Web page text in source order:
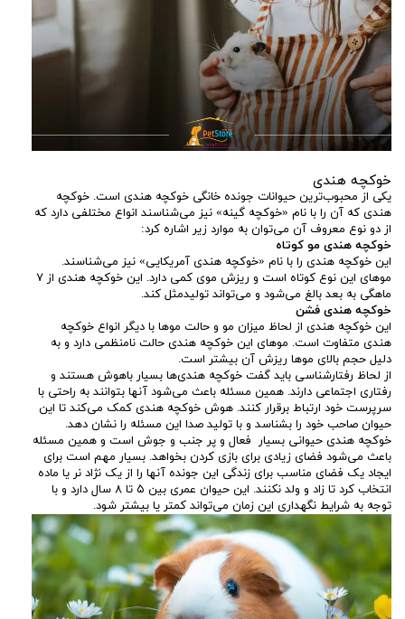
خوکچه هندی
یکی از محبوب‌ترین حیوانات جونده خانگی خوکچه هندی است. خوکچه
هندی که آن را با نام «خوکچه گینه» نیز می‌شناسند انواع مختلفی دارد که
از دو نوع معروف آن می‌توان به موارد زیر اشاره کرد:
خوکچه هندی مو کوتاه
این خوکچه هندی را با نام «خوکچه هندی آمریکایی» نیز می‌شناسند.
موهای این نوع کوتاه است و ریزش موی کمی دارد. این خوکچه هندی از ۷
ماهگی به بعد بالغ می‌شود و می‌تواند تولیدمثل کند.
خوکچه هندی فشن
این خوکچه هندی از لحاظ میزان مو و حالت موها با دیگر انواع خوکچه
هندی متفاوت است. موهای این خوکچه هندی حالت نامنظمی دارد و به
دلیل حجم بالای موها ریزش آن بیشتر است.
از لحاظ رفتارشناسی باید گفت خوکچه هندی‌ها بسیار باهوش هستند و
رفتاری اجتماعی دارند. همین مسئله باعث می‌شود آنها بتوانند به راحتی با
سرپرست خود ارتباط برقرار کنند. هوش خوکچه هندی کمک می‌کند تا این
حیوان صاحب خود را بشناسد و با تولید صدا این مسئله را نشان دهد.
خوکچه هندی حیوانی بسیار فعال و پر جنب و جوش است و همین مسئله
باعث می‌شود فضای زیادی برای بازی کردن بخواهد. بسیار مهم است برای
ایجاد یک فضای مناسب برای زندگی این جونده آنها را از یک نژاد نر یا ماده
انتخاب کرد تا زاد و ولد نکنند. این حیوان عمری بین ۵ تا ۸ سال دارد و با
توجه به شرایط نگهداری این زمان می‌تواند کمتر یا بیشتر شود.